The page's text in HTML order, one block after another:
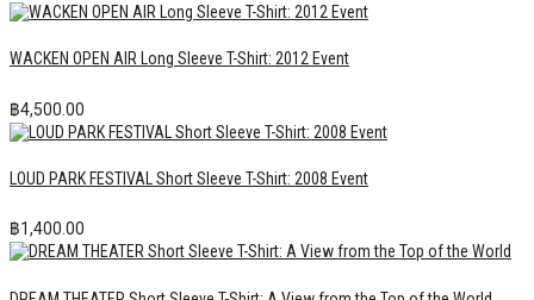
WACKEN OPEN AIR Long Sleeve T-Shirt: 2012 Event
฿4,500.00
LOUD PARK FESTIVAL Short Sleeve T-Shirt: 2008 Event
฿1,400.00